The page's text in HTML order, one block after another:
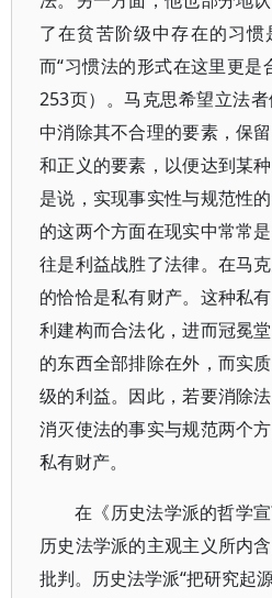
了在贫苦阶级中存在的习惯
而“习惯法的形式在这里更是
253页）。马克思希望立法
中消除其不合理的要素，保
和正义的要素，以便达到某
是说，实现事实性与规范性
的这两个方面在现实中常常
往是利益战胜了法律。在马
的恰恰是私有财产。这种私
利建构而合法化，进而冠冕
的东西全部排除在外，而实
级的利益。因此，若要消除
消灭使法的事实与规范两个
私有财产。
在《历史法学派的哲学
历史法学派的主观主义所内
批判。历史法学派“把研究起